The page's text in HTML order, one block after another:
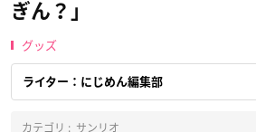
ぎん？」
グッズ
ライター：にじめん編集部
カテゴリ : サンリオ